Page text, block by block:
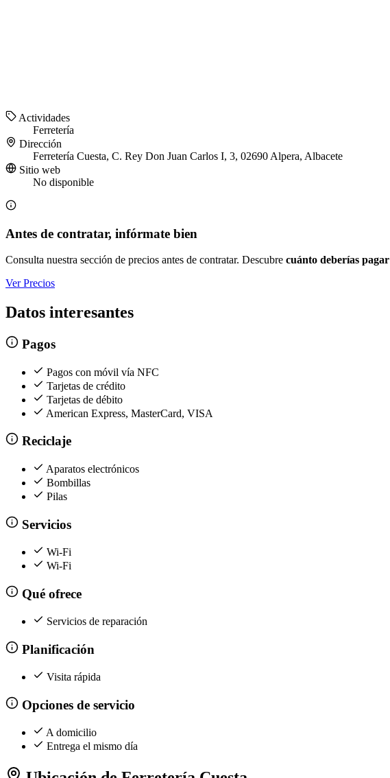
Actividades
Ferretería
Dirección
Ferretería Cuesta, C. Rey Don Juan Carlos I, 3, 02690 Alpera, Albacete
Sitio web
No disponible
Antes de contratar, infórmate bien
Consulta nuestra sección de precios antes de contratar. Descubre cuánto deberías pagar
Ver Precios
Datos interesantes
Pagos
Pagos con móvil vía NFC
Tarjetas de crédito
Tarjetas de débito
American Express, MasterCard, VISA
Reciclaje
Aparatos electrónicos
Bombillas
Pilas
Servicios
Wi-Fi
Wi-Fi
Qué ofrece
Servicios de reparación
Planificación
Visita rápida
Opciones de servicio
A domicilio
Entrega el mismo día